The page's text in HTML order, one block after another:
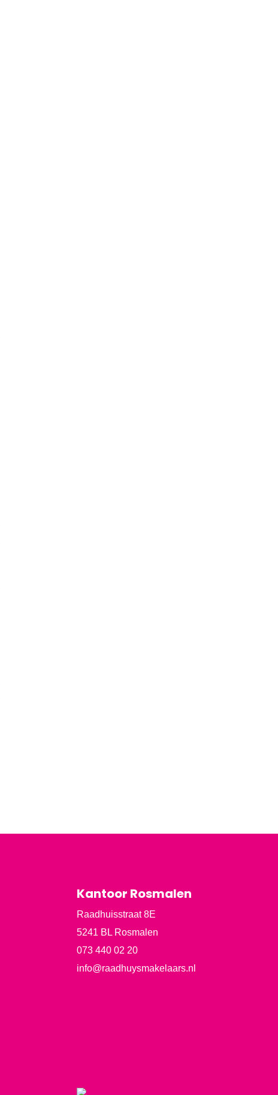
Kantoor Rosmalen
Raadhuisstraat 8E
5241 BL Rosmalen
073 440 02 20
info@raadhuysmakelaars.nl